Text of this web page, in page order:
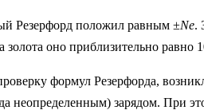
Резерфорд положил равным ±Ne.
оно приблизительно равно
формул Резерфорда,
неопределенным) зарядом. При